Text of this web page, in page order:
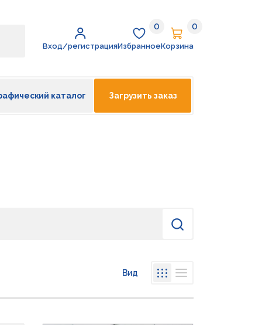
Вход/регистрация
Избранное
0
Избранное
Корзина
0
Корзина
каталог Загрузить заказ
Найти
Вид